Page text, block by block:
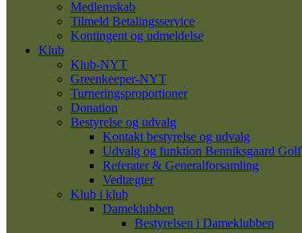
Medlemskab
Tilmeld Betalingsservice
Kontingent og udmeldelse
Klub
Klub-NYT
Greenkeeper-NYT
Turneringsproportioner
Donation
Bestyrelse og udvalg
Kontakt bestyrelse og udvalg
Udvalg og funktion Benniksgaard Golf
Referater & Generalforsamling
Vedtægter
Klub i klub
Dameklubben
Bestyrelsen i Dameklubben